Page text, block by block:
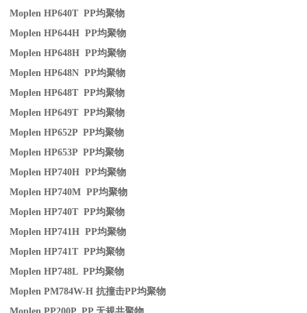
Moplen HP640T PP均聚物
Moplen HP644H PP均聚物
Moplen HP648H PP均聚物
Moplen HP648N PP均聚物
Moplen HP648T PP均聚物
Moplen HP649T PP均聚物
Moplen HP652P PP均聚物
Moplen HP653P PP均聚物
Moplen HP740H PP均聚物
Moplen HP740M PP均聚物
Moplen HP740T PP均聚物
Moplen HP741H PP均聚物
Moplen HP741T PP均聚物
Moplen HP748L PP均聚物
Moplen PM784W-H抗撞击PP均聚物